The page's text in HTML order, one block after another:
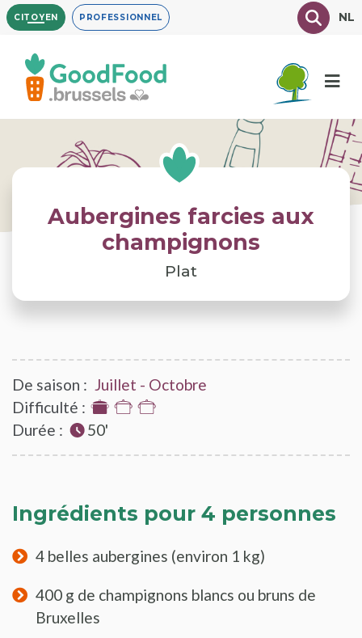
Aller
au
contenu
principal
CITOYEN PROFESSIONNEL TexteNL
Aubergines farcies aux
champignons
Plat
De saison : Juillet - Octobre
Difficulté : 1
sur
3
Durée : 50'
Ingrédients pour 4 personnes
4 belles aubergines (environ 1 kg)
400 g de champignons blancs ou bruns de
Bruxelles